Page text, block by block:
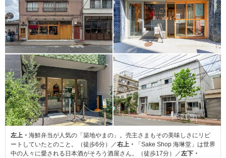
左上・ 海鮮弁当が人気の「築地やまの」。売主さまもその美味しさにリピ
ートしていたとのこと。（徒歩6分）／右上・
「Sake Shop 海琳堂」は世界
中の人々に愛される日本酒がそろう酒屋さん。（徒歩17分）／左下・